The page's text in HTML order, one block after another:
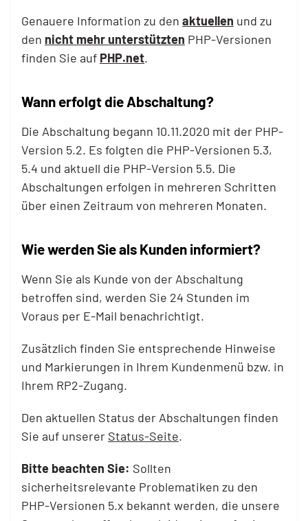
Genauere Information zu den aktuellen und zu
den nicht mehr unterstützten PHP-Versionen
finden Sie auf PHP.net.
Wann erfolgt die Abschaltung?
Die Abschaltung begann 10.11.2020 mit der PHP-
Version 5.2. Es folgten die PHP-Versionen 5.3,
5.4 und aktuell die PHP-Version 5.5. Die
Abschaltungen erfolgen in mehreren Schritten
über einen Zeitraum von mehreren Monaten.
Wie werden Sie als Kunden informiert?
Wenn Sie als Kunde von der Abschaltung
betroffen sind, werden Sie 24 Stunden im
Voraus per E-Mail benachrichtigt.
Zusätzlich finden Sie entsprechende Hinweise
und Markierungen in Ihrem Kundenmenü bzw. in
Ihrem RP2-Zugang.
Den aktuellen Status der Abschaltungen finden
Sie auf unserer Status-Seite.
Bitte beachten Sie: Sollten
sicherheitsrelevante Problematiken zu den
PHP-Versionen 5.x bekannt werden, die unsere